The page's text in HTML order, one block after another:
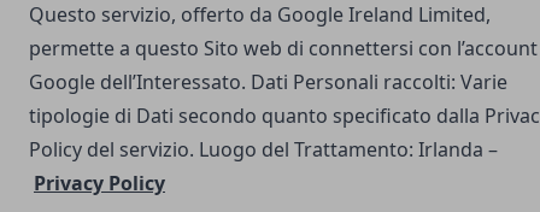
Questo servizio, offerto da Google Ireland Limited,
permette a questo Sito web di connettersi con l’account
Google dell’Interessato. Dati Personali raccolti: Varie
tipologie di Dati secondo quanto specificato dalla
Policy del servizio. Luogo del Trattamento: Irlanda –
Privacy Policy